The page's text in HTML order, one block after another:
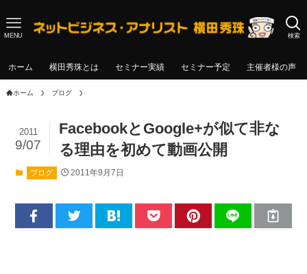
検索
MENU
ホーム 横田秀珠とは セミナー実績 セミナー予定 主催者様の声
ホーム ブログ
FacebookとGoogle+が似て非な
る理由を初めて動画公開
2011
9/07
ブログ 2011年9月7日